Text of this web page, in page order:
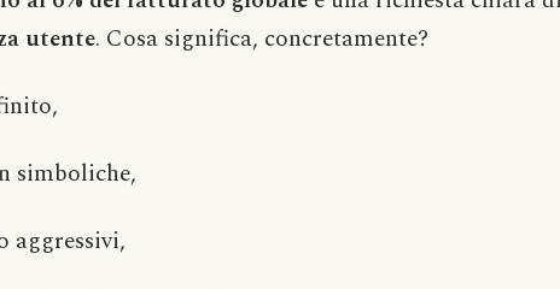
utente. Cosa significa, concretamente?
simboliche,
aggressivi,